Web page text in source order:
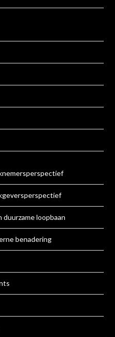
duurzame loopbaan
benadering